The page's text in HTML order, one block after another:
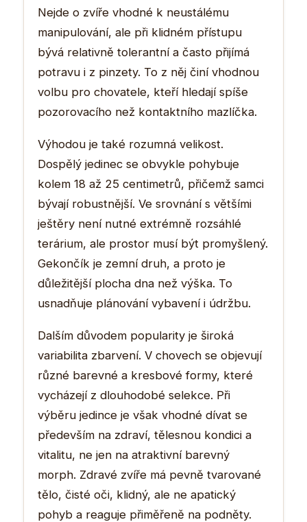
Nejde o zvíře vhodné k neustálému
manipulování, ale při klidném přístupu
bývá relativně tolerantní a často přijímá
potravu i z pinzety. To z něj činí vhodnou
volbu pro chovatele, kteří hledají spíše
pozorovacího než kontaktního mazlíčka.
Výhodou je také rozumná velikost.
Dospělý jedinec se obvykle pohybuje
kolem 18 až 25 centimetrů, přičemž samci
bývají robustnější. Ve srovnání s většími
ještěry není nutné extrémně rozsáhlé
terárium, ale prostor musí být promyšlený.
Gekončík je zemní druh, a proto je
důležitější plocha dna než výška. To
usnadňuje plánování vybavení i údržbu.
Dalším důvodem popularity je široká
variabilita zbarvení. V chovech se objevují
různé barevné a kresbové formy, které
vycházejí z dlouhodobé selekce. Při
výběru jedince je však vhodné dívat se
především na zdraví, tělesnou kondici a
vitalitu, ne jen na atraktivní barevný
morph. Zdravé zvíře má pevně tvarované
tělo, čisté oči, klidný, ale ne apatický
pohyb a reaguje přiměřeně na podněty.